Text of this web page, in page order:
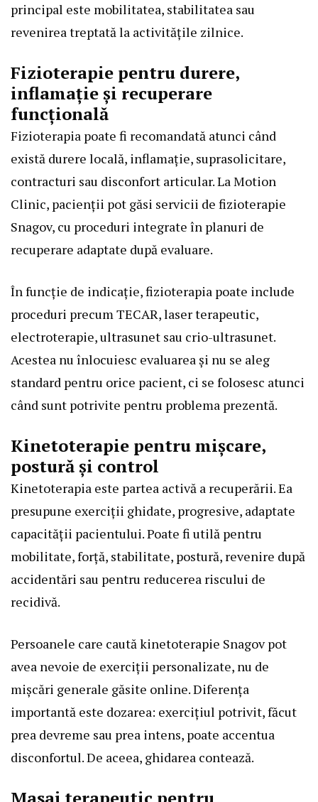
principal este mobilitatea, stabilitatea sau
revenirea treptată la activitățile zilnice.
Fizioterapie pentru durere,
inflamație și recuperare
funcțională
Fizioterapia poate fi recomandată atunci când
există durere locală, inflamație, suprasolicitare,
contracturi sau disconfort articular. La Motion
Clinic, pacienții pot găsi servicii de fizioterapie
Snagov, cu proceduri integrate în planuri de
recuperare adaptate după evaluare.
În funcție de indicație, fizioterapia poate include
proceduri precum TECAR, laser terapeutic,
electroterapie, ultrasunet sau crio-ultrasunet.
Acestea nu înlocuiesc evaluarea și nu se aleg
standard pentru orice pacient, ci se folosesc atunci
când sunt potrivite pentru problema prezentă.
Kinetoterapie pentru mișcare,
postură și control
Kinetoterapia este partea activă a recuperării. Ea
presupune exerciții ghidate, progresive, adaptate
capacității pacientului. Poate fi utilă pentru
mobilitate, forță, stabilitate, postură, revenire după
accidentări sau pentru reducerea riscului de
recidivă.
Persoanele care cautăkinetoterapie Snagovpot
avea nevoie de exerciții personalizate, nu de
mișcări generale găsite online. Diferența
importantă este dozarea: exercițiul potrivit, făcut
prea devreme sau prea intens, poate accentua
disconfortul. De aceea, ghidarea contează.